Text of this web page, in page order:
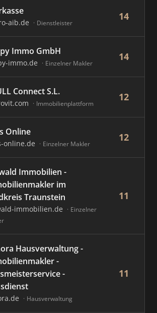
aib.de Dienstleister
14
Immo GmbH
immo.de Einzelner Makler
14
Connect S.L.
Immobilienplattform
12
Online
online.de Einzelner Makler
12
Immobilien -
im
Traunstein
immobilien.de
Einzelner
11
Hausverwaltung -
-
-
Hausverwaltung
11